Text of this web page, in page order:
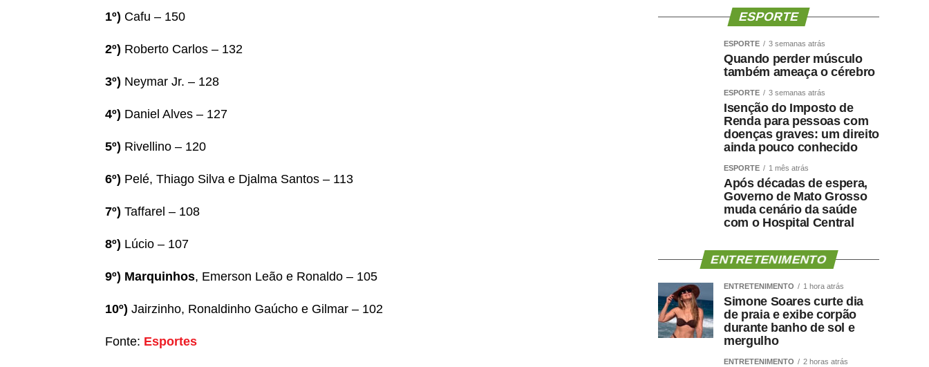
1º) Cafu – 150
2º) Roberto Carlos – 132
3º) Neymar Jr. – 128
4º) Daniel Alves – 127
5º) Rivellino – 120
6º) Pelé, Thiago Silva e Djalma Santos – 113
7º) Taffarel – 108
8º) Lúcio – 107
9º) Marquinhos, Emerson Leão e Ronaldo – 105
10º) Jairzinho, Ronaldinho Gaúcho e Gilmar – 102
Fonte: Esportes
ESPORTE
ESPORTE 3 semanas atrás
Quando perder músculo
também ameaça o cérebro
ESPORTE 3 semanas atrás
Isenção do Imposto de
Renda para pessoas com
doenças graves: um direito
ainda pouco conhecido
ESPORTE 1 mês atrás
Após décadas de espera,
Governo de Mato Grosso
muda cenário da saúde
com o Hospital Central
ENTRETENIMENTO
ENTRETENIMENTO 1 hora atrás
Simone Soares curte dia
de praia e exibe corpão
durante banho de sol e
mergulho
ENTRETENIMENTO 2 horas atrás